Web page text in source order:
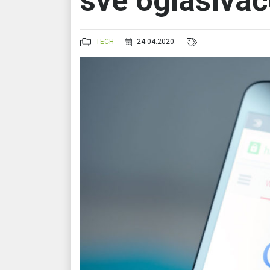
TECH 24.04.2020.